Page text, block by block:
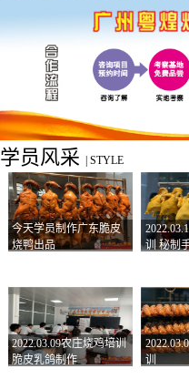
学员风采 STYLE
今天学员制作广东脆皮
烧鸭出品
训 秘制
2022.03.09农庄烧鸡培训
脆皮乳鸽制作
训